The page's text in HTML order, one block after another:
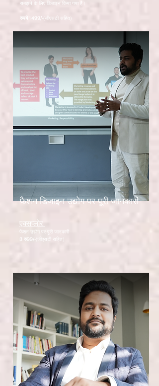
समझने के लिए डिजाइन किया गया है।
रुपये 1499/- (जीएसटी सहित)
फैशन डिजाइन उद्योग पर पूरी जानकारी
एक्सप्लोर
फैशन उद्योग पर पूरी जानकारी
3 रु99/- (जीएसटी सहित)